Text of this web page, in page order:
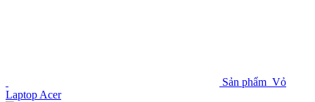
Sản phẩm Vỏ
Laptop Acer